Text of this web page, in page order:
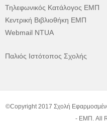
Τηλεφωνικός Κατάλογος ΕΜΠ
Κεντρική Βιβλιοθήκη ΕΜΠ
Webmail NTUA
Παλιός Ιστότοπος Σχολής
©Copyright 2017 Σχολή
- ΕΜΠ. All